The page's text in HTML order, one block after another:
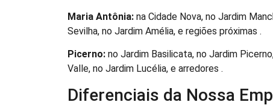
Maria Antônia: na Cidade Nova, no Jardim
Sevilha, no Jardim Amélia, e regiões próximas .
Picerno: no Jardim Basilicata, no Jardim
Valle, no Jardim Lucélia, e arredores .
Diferenciais da Nossa